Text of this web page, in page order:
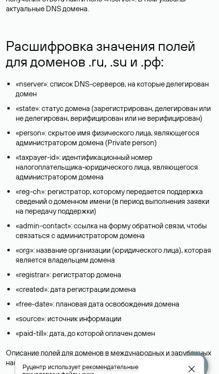
актуальные DNS домена.
Расшифровка значения полей
для доменов .ru, .su и .рф:
«nserver»: список DNS-серверов, на которые делегирован
домен
«state»: статус домена (зарегистрирован, делегирован или
не делегирован, верифицирован или не верифицирован)
«person»: скрытое имя физического лица, являющегося
администратором домена (Privatе person)
«taxpayer-id»: идентификационный номер
налогоплательщика-юридического лица, являющегося
администратором домена
«reg-ch»: регистратор, которому передается поддержка
сведений о доменном имени (в период выполнения заявки
на передачу поддержки)
«admin-contact»: ссылка на форму обратной связи, чтобы
связаться с администратором домена
«org»: название организации (юридического лица), которая
является владельцем домена
«registrar»: регистратор домена
«created»: дата регистрации домена
«free-date»: плановая дата освобождения домена
«source»: источник информации
«paid-till»: дата, до которой оплачен домен
Описание полей для доменов в международных и зарубежных
национальных доменах представлены в разделе «
».
Руцентр используетрекомендательные